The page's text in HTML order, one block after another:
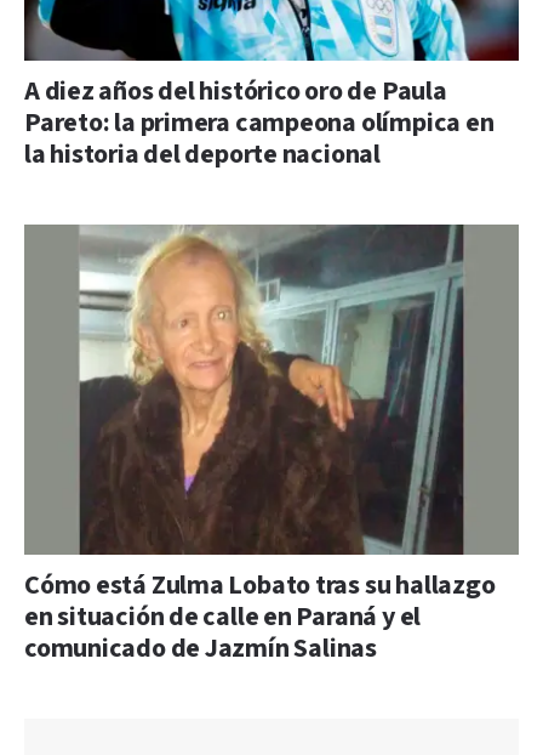
A diez años del histórico oro de Paula
Pareto: la primera campeona olímpica en
la historia del deporte nacional
Cómo está Zulma Lobato tras su hallazgo
en situación de calle en Paraná y el
comunicado de Jazmín Salinas